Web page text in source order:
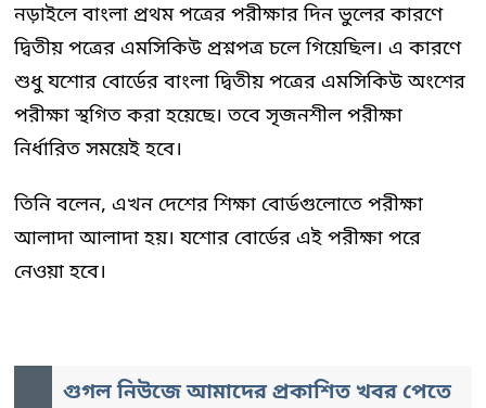
নড়াইলে বাংলা প্রথম পত্রের পরীক্ষার দিন ভুলের কারণে
দ্বিতীয় পত্রের এমসিকিউ প্রশ্নপত্র চলে গিয়েছিল। এ কারণে
শুধু যশোর বোর্ডের বাংলা দ্বিতীয় পত্রের এমসিকিউ অংশের
পরীক্ষা স্থগিত করা হয়েছে। তবে সৃজনশীল পরীক্ষা
নির্ধারিত সময়েই হবে।
তিনি বলেন, এখন দেশের শিক্ষা বোর্ডগুলোতে পরীক্ষা
আলাদা আলাদা হয়। যশোর বোর্ডের এই পরীক্ষা পরে
নেওয়া হবে।
গুগল নিউজে আমাদের প্রকাশিত খবর পেতে